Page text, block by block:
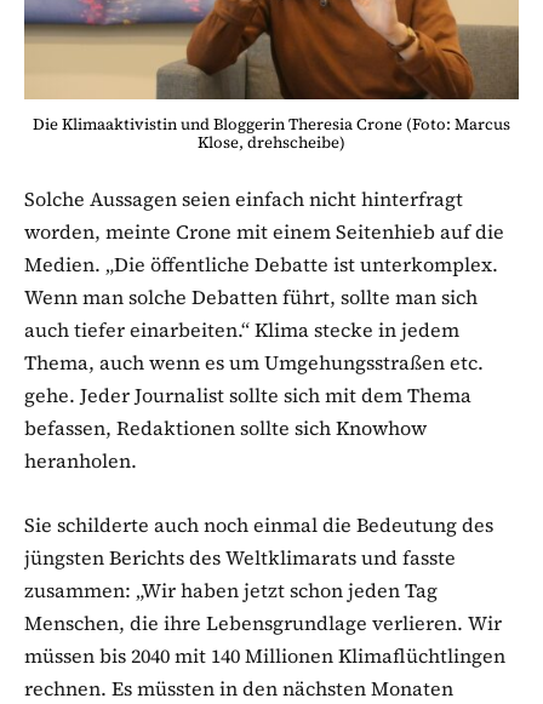
Die Klimaaktivistin und Bloggerin Theresia Crone (Foto: Marcus
Klose, drehscheibe)
Solche Aussagen seien einfach nicht hinterfragt
worden, meinte Crone mit einem Seitenhieb auf die
Medien. „Die öffentliche Debatte ist unterkomplex.
Wenn man solche Debatten führt, sollte man sich
auch tiefer einarbeiten.“ Klima stecke in jedem
Thema, auch wenn es um Umgehungsstraßen etc.
gehe. Jeder Journalist sollte sich mit dem Thema
befassen, Redaktionen sollte sich Knowhow
heranholen.
Sie schilderte auch noch einmal die Bedeutung des
jüngsten Berichts des Weltklimarats und fasste
zusammen: „Wir haben jetzt schon jeden Tag
Menschen, die ihre Lebensgrundlage verlieren. Wir
müssen bis 2040 mit 140 Millionen Klimaflüchtlingen
rechnen. Es müssten in den nächsten Monaten